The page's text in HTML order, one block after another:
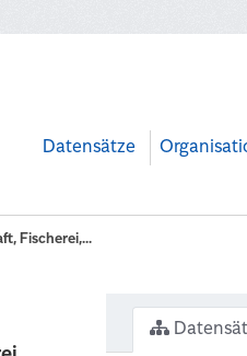
Datensätze
Fischerei,...